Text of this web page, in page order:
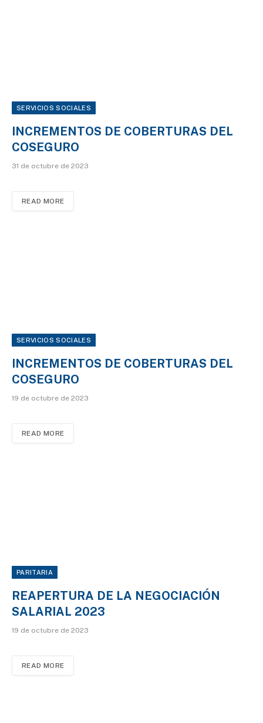
SERVICIOS SOCIALES
INCREMENTOS DE COBERTURAS DEL
COSEGURO
31 de octubre de 2023
READ MORE
SERVICIOS SOCIALES
INCREMENTOS DE COBERTURAS DEL
COSEGURO
19 de octubre de 2023
READ MORE
PARITARIA
REAPERTURA DE LA NEGOCIACIÓN
SALARIAL 2023
19 de octubre de 2023
READ MORE